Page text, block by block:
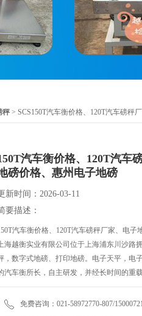
秤> SCS150T汽车衡价格、120T汽车磅秤
汽车衡价格、120T汽车
磅价格、惠州电子地磅
新时间：2026-03-11
要描述：
汽车衡价格、120T汽车磅秤厂家、电
海越衡实业有限公司位于上海浦东川沙路
，数字式地磅、打印地磅。电子天平，电
汽车衡所长，自主研发，并经长时间的重
拟式可选。秤台主梁为U型梁结构，秤台
免费咨询：021-58972770-807/